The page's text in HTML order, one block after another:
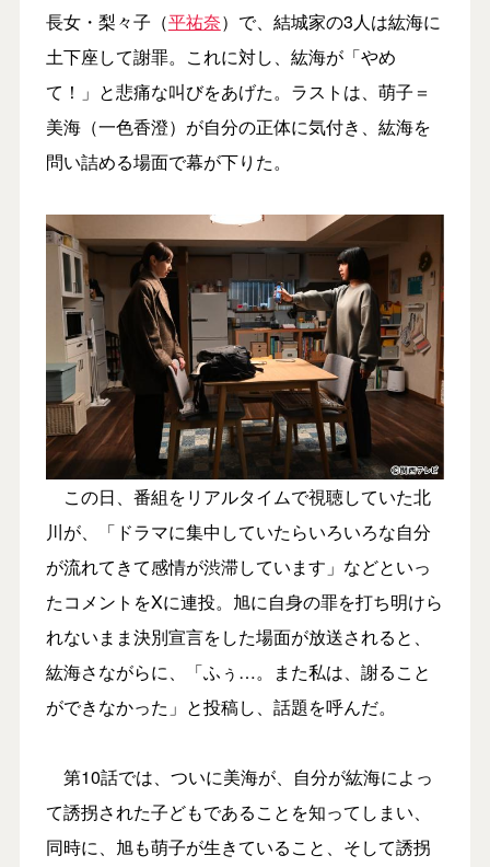
長女・梨々子（平祐奈）で、結城家の3人は紘海に
土下座して謝罪。これに対し、紘海が「やめ
て！」と悲痛な叫びをあげた。ラストは、萌子＝
美海（一色香澄）が自分の正体に気付き、紘海を
問い詰める場面で幕が下りた。
この日、番組をリアルタイムで視聴していた北
川が、「ドラマに集中していたらいろいろな自分
が流れてきて感情が渋滞しています」などといっ
たコメントをXに連投。旭に自身の罪を打ち明けら
れないまま決別宣言をした場面が放送されると、
紘海さながらに、「ふぅ…。また私は、謝ること
ができなかった」と投稿し、話題を呼んだ。
第10話では、ついに美海が、自分が紘海によっ
て誘拐された子どもであることを知ってしまい、
同時に、旭も萌子が生きていること、そして誘拐